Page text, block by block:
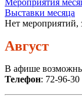
Мероприятия
Выставки месяца
Нет мероприятий,
Август
В афише
Телефон: 72-96-30